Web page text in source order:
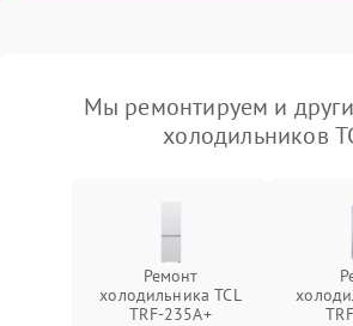
Мы ремонтируем и
холодильников
Ремонт
холодильника TCL
TRF-235A+